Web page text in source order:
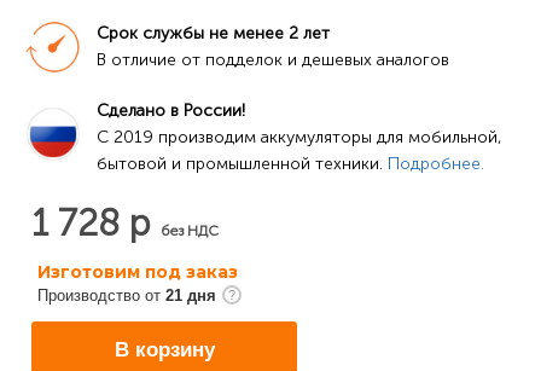
Срок службы не менее 2 лет
В отличие от подделок и дешевых аналогов
Сделано в России!
C 2019 производим аккумуляторы для мобильной,
бытовой и промышленной техники. Подробнее.
1 728 р без НДС
Изготовим под заказ
Производство от 21 дня
В корзину